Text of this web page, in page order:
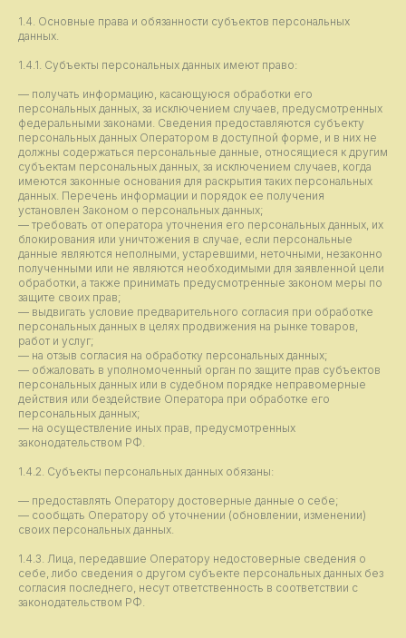
1.4. Основные права и обязанности субъектов персональных
данных.
1.4.1. Субъекты персональных данных имеют право:
— получать информацию, касающуюся обработки его
персональных данных, за исключением случаев, предусмотренных
федеральными законами. Сведения предоставляются субъекту
персональных данных Оператором в доступной форме, и в них не
должны содержаться персональные данные, относящиеся к другим
субъектам персональных данных, за исключением случаев, когда
имеются законные основания для раскрытия таких персональных
данных. Перечень информации и порядок ее получения
установлен Законом о персональных данных;
— требовать от оператора уточнения его персональных данных, их
блокирования или уничтожения в случае, если персональные
данные являются неполными, устаревшими, неточными, незаконно
полученными или не являются необходимыми для заявленной цели
обработки, а также принимать предусмотренные законом меры по
защите своих прав;
— выдвигать условие предварительного согласия при обработке
персональных данных в целях продвижения на рынке товаров,
работ и услуг;
— на отзыв согласия на обработку персональных данных;
— обжаловать в уполномоченный орган по защите прав субъектов
персональных данных или в судебном порядке неправомерные
действия или бездействие Оператора при обработке его
персональных данных;
— на осуществление иных прав, предусмотренных
законодательством РФ.
1.4.2. Субъекты персональных данных обязаны:
— предоставлять Оператору достоверные данные о себе;
— сообщать Оператору об уточнении (обновлении, изменении)
своих персональных данных.
1.4.3. Лица, передавшие Оператору недостоверные сведения о
себе, либо сведения о другом субъекте персональных данных без
согласия последнего, несут ответственность в соответствии с
законодательством РФ.